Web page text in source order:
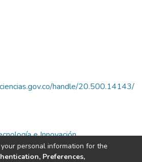
handle/20.500.14143/
e Innovación
personal information for the
Preferences,